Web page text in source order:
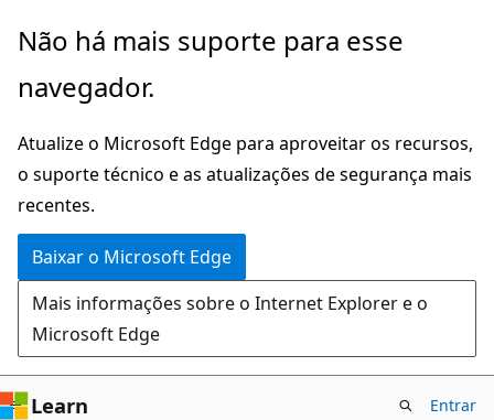
Pular
o
principal
Não há mais suporte para esse
navegador.
Atualize o Microsoft Edge para aproveitar os recursos,
o suporte técnico e as atualizações de segurança mais
recentes.
Baixar o Microsoft Edge
Mais informações sobre o Internet Explorer e o
Microsoft Edge
Learn Entrar